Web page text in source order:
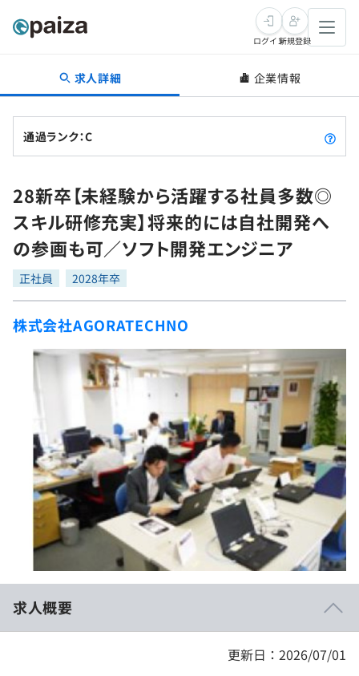
転職・キャリア
転職成功ガイド
転職エージェント
インタビュー
転職成功ガイド
新卒就活
求人検索
本選考
インターン
新卒エージェント
イベント・セミナー
就活成功ガイド
学習
問題集
4択課題
ナレッジ
リファレンス
プラン
個人向けプラン
法人向けプラン
学校向けプラン
契約内容・クーポン
プログラミング言語
評価結果一覧
再チャレンジ結果一覧
ゲーム・マンガ
Tech Team Journal
paiza times
note
paizaとは？
ログイン新規登録
求人詳細 企業情報
通過ランク：C
28新卒【未経験から活躍する社員多数◎
スキル研修充実】将来的には自社開発へ
の参画も可／ソフト開発エンジニア
正社員 2028年卒
株式会社AGORATECHNO
求人概要
更新日：2026/07/01